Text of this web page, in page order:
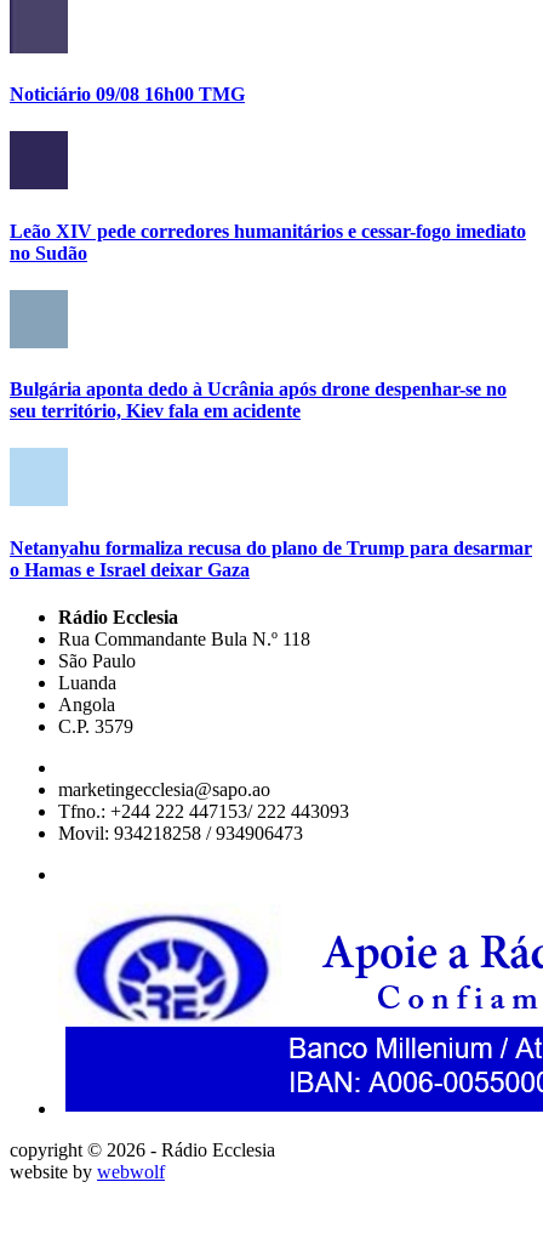
Noticiário 09/08 16h00 TMG
Leão XIV pede corredores humanitários e cessar-fogo imediato
no Sudão
Bulgária aponta dedo à Ucrânia após drone despenhar-se no
seu território, Kiev fala em acidente
Netanyahu formaliza recusa do plano de Trump para desarmar
o Hamas e Israel deixar Gaza
Rádio Ecclesia
Rua Commandante Bula N.º 118
São Paulo
Luanda
Angola
C.P. 3579
marketingecclesia@sapo.ao
Tfno.: +244 222 447153/ 222 443093
Movil: 934218258 / 934906473
copyright © 2026 - Rádio Ecclesia
website by webwolf